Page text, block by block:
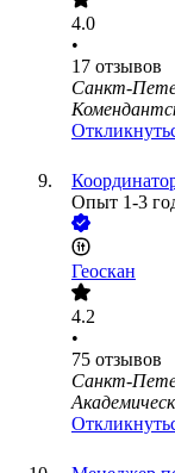
4.0
•
17 отзывов
Санкт-
Опыт 1-3
Геоскан
4.2
•
75 отзывов
Санкт-